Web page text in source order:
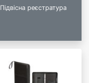
Підвісна реєстратура